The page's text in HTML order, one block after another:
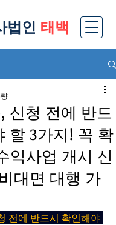
법인 태백
신청 전에 반드
할 3가지! 꼭 확
익사업 개시 신
대면 대행 가
전에 반드시 확인해야